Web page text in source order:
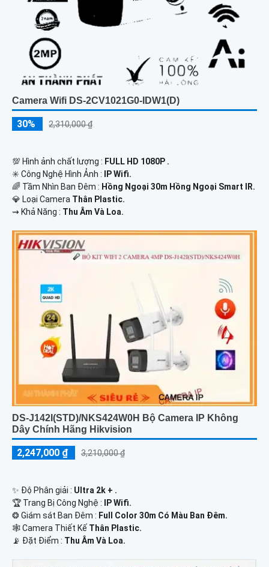
Camera Wifi DS-2CV1021G0-IDW1(D)
30% 2,310,000 ₫
💯 Hình ảnh chất lượng : FULL HD 1080P .
✳️ Công Nghệ Hình Ảnh :
IP Wifi.
🌈 Tầm Nhìn Ban Đêm : Hồng Ngoại 30m Hồng Ngoại Smart IR.
💎 Loại Camera Thân Plastic.
️⇝ Khả Năng : Thu Âm Và Loa.
DS-J142I(STD)/NKS424W0H Bộ Camera IP Không
Dây Chính Hãng Hikvision
2,247,000 ₫ 3,210,000 ₫
✨ Độ Phân giải : Ultra 2k + .
🏆 Trang Bị Công Nghệ :
IP Wifi.
❂ Giám sát Ban Đêm : Full Color 30m Có Màu Ban Ðêm.
🕸️ Camera Thiết Kế Thân Plastic.
️📡 Đặt Điểm : Thu Âm Và Loa.